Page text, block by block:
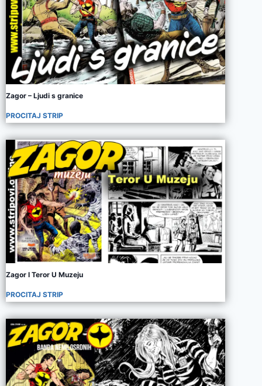
Zagor – Ljudi s granice
PROCITAJ STRIP
Zagor I Teror U Muzeju
PROCITAJ STRIP